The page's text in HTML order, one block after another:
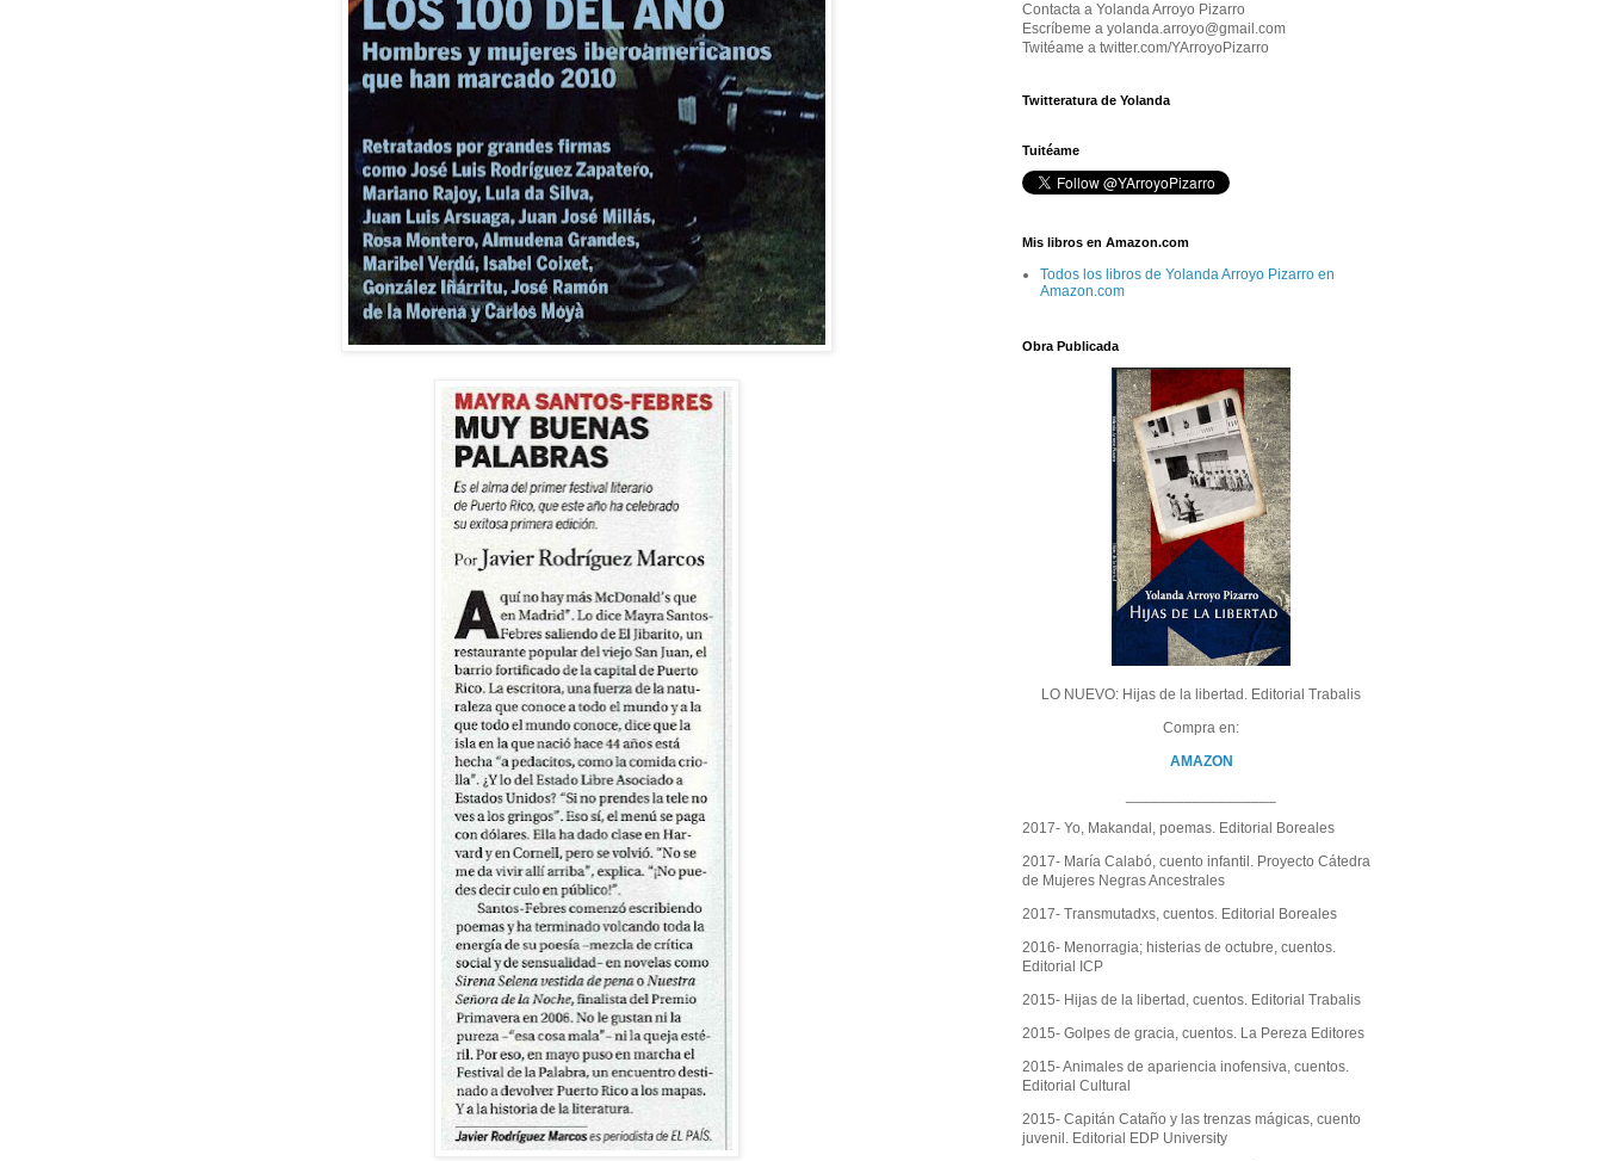
Contacta a Yolanda Arroyo Pizarro
Escríbeme a yolanda.arroyo@gmail.com
Twitéame a twitter.com/YArroyoPizarro
Twitteratura de Yolanda
Tuitéame
Mis libros en Amazon.com
Todos los libros de Yolanda Arroyo Pizarro en
Amazon.com
Obra Publicada
LO NUEVO: Hijas de la libertad. Editorial Trabalis
Compra en:
AMAZON
2017- Yo, Makandal, poemas. Editorial Boreales
2017- María Calabó, cuento infantil. Proyecto Cátedra
de Mujeres Negras Ancestrales
2017- Transmutadxs, cuentos. Editorial Boreales
2016- Menorragia; histerias de octubre, cuentos.
Editorial ICP
2015- Hijas de la libertad, cuentos. Editorial Trabalis
2015- Golpes de gracia, cuentos. La Pereza Editores
2015- Animales de apariencia inofensiva, cuentos.
Editorial Cultural
2015- Capitán Cataño y las trenzas mágicas, cuento
juvenil. Editorial EDP University